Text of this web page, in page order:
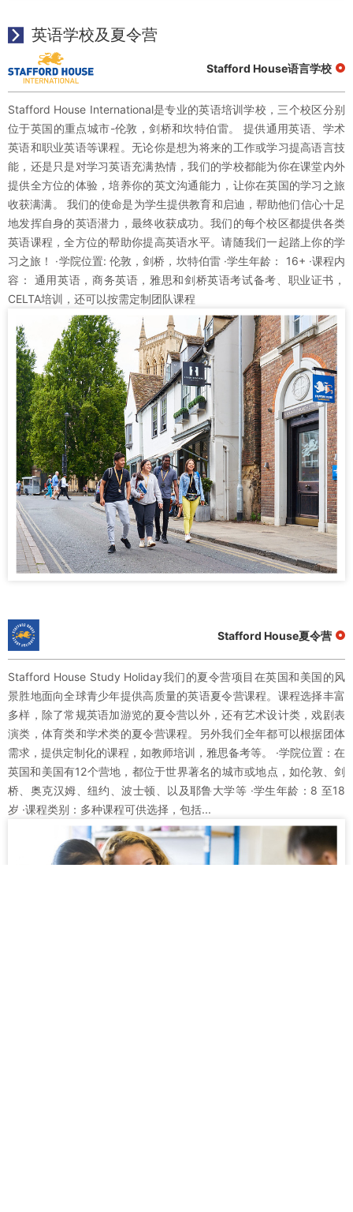
英语学校及夏令营
Stafford House语言学校
Stafford House International是专业的英语培训学校，三个校区分别
位于英国的重点城市-伦敦，剑桥和坎特伯雷。 提供通用英语、学术
英语和职业英语等课程。无论你是想为将来的工作或学习提高语言技
能，还是只是对学习英语充满热情，我们的学校都能为你在课堂内外
提供全方位的体验，培养你的英文沟通能力，让你在英国的学习之旅
收获满满。 我们的使命是为学生提供教育和启迪，帮助他们信心十足
地发挥自身的英语潜力，最终收获成功。我们的每个校区都提供各类
英语课程，全方位的帮助你提高英语水平。请随我们一起踏上你的学
习之旅！ ·学院位置: 伦敦，剑桥，坎特伯雷 ·学生年龄： 16+ ·课程内
容： 通用英语，商务英语，雅思和剑桥英语考试备考、职业证书，
CELTA培训，还可以按需定制团队课程
Stafford House夏令营
Stafford House Study Holiday我们的夏令营项目在英国和美国的风
景胜地面向全球青少年提供高质量的英语夏令营课程。课程选择丰富
多样，除了常规英语加游览的夏令营以外，还有艺术设计类，戏剧表
演类，体育类和学术类的夏令营课程。另外我们全年都可以根据团体
需求，提供定制化的课程，如教师培训，雅思备考等。 ·学院位置：在
英国和美国有12个营地，都位于世界著名的城市或地点，如伦敦、剑
桥、奥克汉姆、纽约、波士顿、以及耶鲁大学等 ·学生年龄：8 至18
岁 ·课程类别：多种课程可供选择，包括...